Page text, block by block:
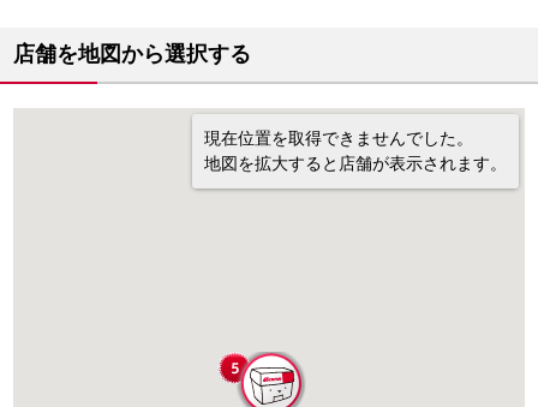
店舗を地図から選択する
現在位置を取得できませんでした。
地図を拡大すると店舗が表示されます。